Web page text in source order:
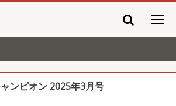
ンピオン 2025年3月号